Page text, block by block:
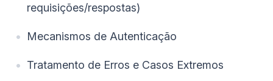
requisições/respostas)
Mecanismos de Autenticação
Tratamento de Erros e Casos Extremos